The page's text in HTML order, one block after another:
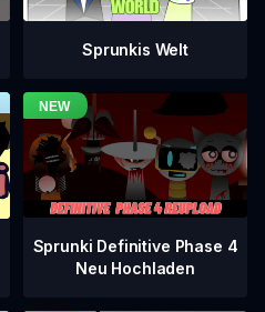
Sprunkis Welt
Sprunki Definitive Phase 4
Neu Hochladen